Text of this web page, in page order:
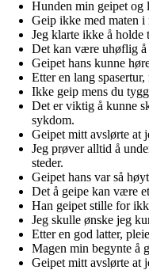
Hunden min geipet og
Geip ikke med maten i
Jeg klarte ikke å holde
Det kan være uhøflig å
Geipet hans kunne
Etter en lang
Ikke geip mens du
Det er viktig å kunne
sykdom.
Geipet mitt avslørte at
Jeg prøver alltid å
steder.
Geipet hans var så
Det å geipe kan være
Han geipet stille for
Jeg skulle ønske jeg
Etter en god latter,
Magen min begynte å
Geipet mitt avslørte at